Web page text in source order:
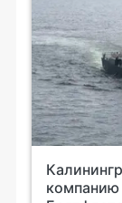
компанию